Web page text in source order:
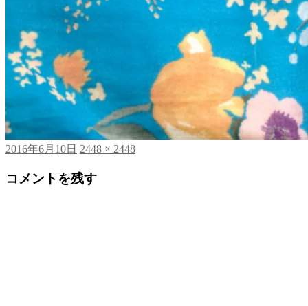
投
日:
2016年6月10日 フ
サ
2448 × 2448
コメントを残す